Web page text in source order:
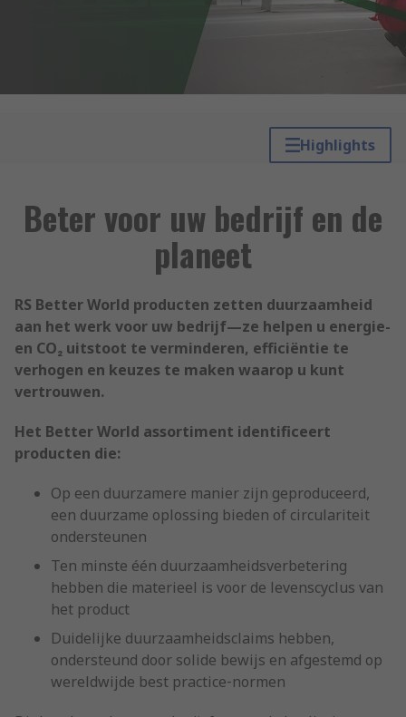
Highlights
Beter voor uw bedrijf en de
planeet
RS Better World producten zetten duurzaamheid
aan het werk voor uw bedrijf—ze helpen u energie-
en CO₂ uitstoot te verminderen, efficiëntie te
verhogen en keuzes te maken waarop u kunt
vertrouwen.
Het Better World assortiment identificeert
producten die:
Op een duurzamere manier zijn geproduceerd,
een duurzame oplossing bieden of circulariteit
ondersteunen
Ten minste één duurzaamheidsverbetering
hebben die materieel is voor de levenscyclus van
het product
Duidelijke duurzaamheidsclaims hebben,
ondersteund door solide bewijs en afgestemd op
wereldwijde best practice‑normen